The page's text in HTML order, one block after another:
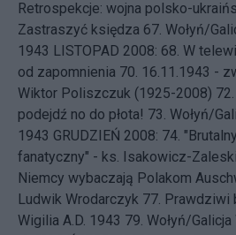
Retrospekcje: wojna polsko-
Zastraszyć księdza 67. Wołyń/
1943 LISTOPAD 2008: 68. W
od zapomnienia 70. 16.11.1943 -
Wiktor Poliszczuk (1925-2008) 72.
podejdź no do płota! 73. Wołyń/
1943 GRUDZIEŃ 2008: 74.
fanatyczny" - ks. Isakowicz-Zaleski
Niemcy wybaczają Polakom
Ludwik Wrodarczyk 77. Prawdziwi
Wigilia A.D. 1943 79. Wołyń/